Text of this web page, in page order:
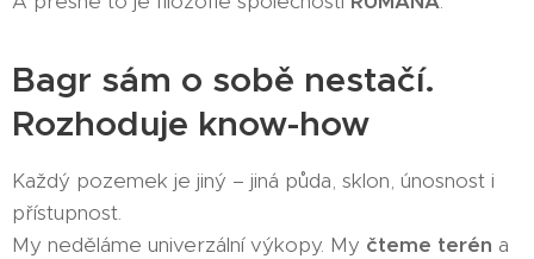
Bagr sám o sobě nestačí.
Rozhoduje know-how
Každý pozemek je jiný – jiná půda, sklon, únosnost i
přístupnost.
My neděláme univerzální výkopy. My čteme terén a